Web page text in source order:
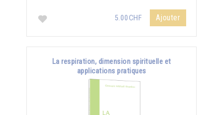
5.00CHF Ajouter
La respiration, dimension spirituelle et
applications pratiques